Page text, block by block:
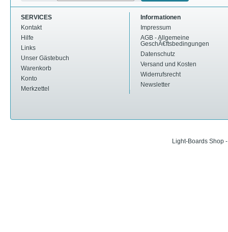
SERVICES
Kontakt
Hilfe
Links
Unser Gästebuch
Warenkorb
Konto
Merkzettel
Informationen
Impressum
AGB - Allgemeine
GeschÃ€ftsbedingungen
Datenschutz
Versand und Kosten
Widerrufsrecht
Newsletter
Light-Boards Shop